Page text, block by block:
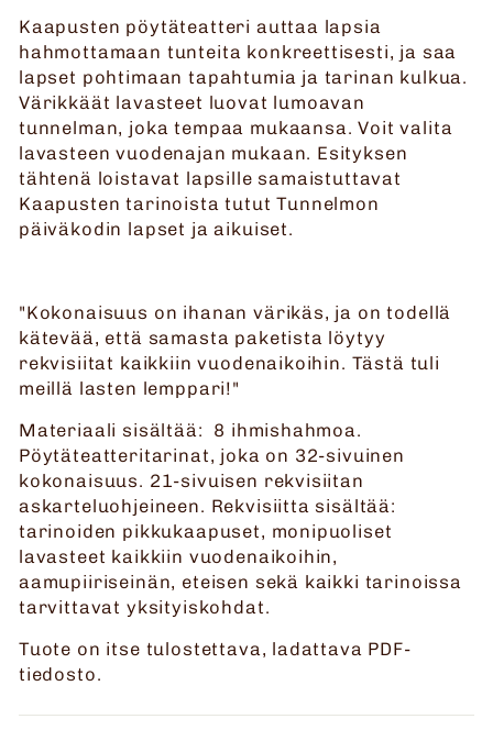
Kaapusten pöytäteatteri auttaa lapsia
hahmottamaan tunteita konkreettisesti, ja saa
lapset pohtimaan tapahtumia ja tarinan kulkua.
Värikkäät lavasteet luovat lumoavan
tunnelman, joka tempaa mukaansa. Voit valita
lavasteen vuodenajan mukaan. Esityksen
tähtenä loistavat lapsille samaistuttavat
Kaapusten tarinoista tutut Tunnelmon
päiväkodin lapset ja aikuiset.
"Kokonaisuus on ihanan värikäs, ja on todellä
kätevää, että samasta paketista löytyy
rekvisiitat kaikkiin vuodenaikoihin. Tästä tuli
meillä lasten lemppari!"
Materiaali sisältää: 8 ihmishahmoa.
Pöytäteatteritarinat, joka on 32-sivuinen
kokonaisuus. 21-sivuisen rekvisiitan
askarteluohjeineen. Rekvisiitta sisältää:
tarinoiden pikkukaapuset, monipuoliset
lavasteet kaikkiin vuodenaikoihin,
aamupiiriseinän, eteisen sekä kaikki tarinoissa
tarvittavat yksityiskohdat.
Tuote on itse tulostettava, ladattava PDF-
tiedosto.